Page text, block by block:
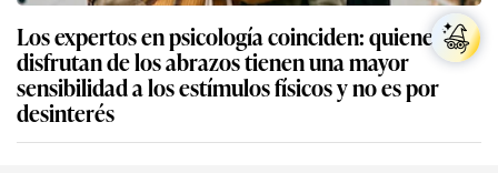
Los expertos en psicología coinciden: quienes no
disfrutan de los abrazos tienen una mayor
sensibilidad a los estímulos físicos y no es por
desinterés